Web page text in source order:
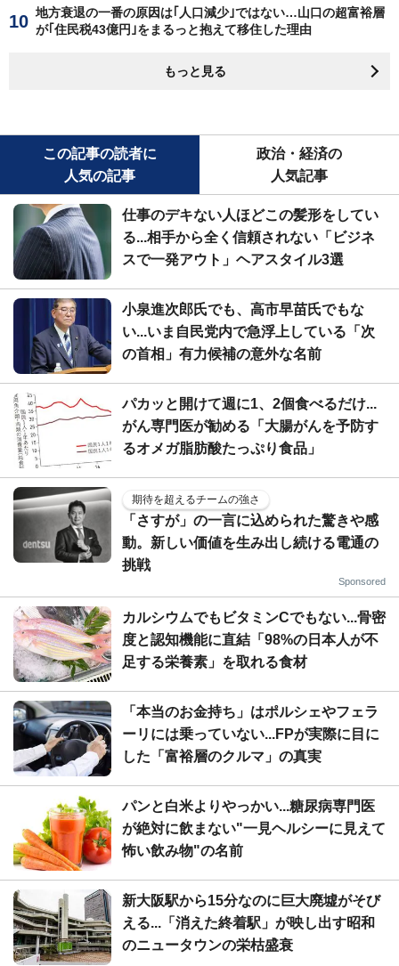
地方衰退の一番の原因は｢人口減少｣ではない…山口の超富裕層
が｢住民税43億円｣をまるっと抱えて移住した理由
もっと見る
この記事の読者に
人気の記事
政治・経済の
人気記事
仕事のデキない人ほどこの髪形をしてい
る...相手から全く信頼されない「ビジネ
スで一発アウト」ヘアスタイル3選
小泉進次郎氏でも、高市早苗氏でもな
い...いま自民党内で急浮上している「次
の首相」有力候補の意外な名前
パカッと開けて週に1、2個食べるだけ...
がん専門医が勧める「大腸がんを予防す
るオメガ脂肪酸たっぷり食品」
期待を超えるチームの強さ
「さすが」の一言に込められた驚きや感
動。新しい価値を生み出し続ける電通の
挑戦
Sponsored
カルシウムでもビタミンCでもない...骨密
度と認知機能に直結「98%の日本人が不
足する栄養素」を取れる食材
「本当のお金持ち」はポルシェやフェラ
ーリには乗っていない...FPが実際に目に
した「富裕層のクルマ」の真実
パンと白米よりやっかい...糖尿病専門医
が絶対に飲まない"一見ヘルシーに見えて
怖い飲み物"の名前
新大阪駅から15分なのに巨大廃墟がそび
える...「消えた終着駅」が映し出す昭和
のニュータウンの栄枯盛衰